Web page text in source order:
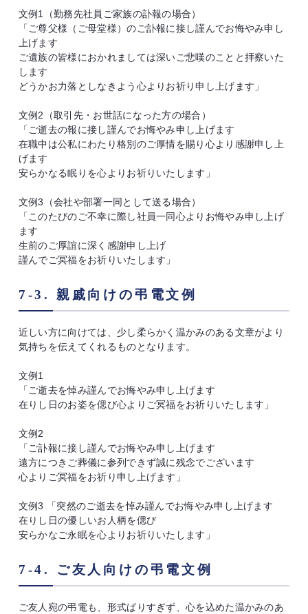
文例1（勤務先社員ご家族の訃報の場合）
「ご尊父様（ご母堂様）のご訃報に接し謹んでお悔やみ申し
上げます
ご遺族の皆様におかれましては深いご悲嘆のことと拝察いた
します
どうかお力落としなきよう心よりお祈り申し上げます」
文例2（取引先・お世話になった方の場合）
「ご逝去の報に接し謹んでお悔やみ申し上げます
在職中は公私にわたり格別のご厚情を賜り心より感謝申し上
げます
安らかなる眠りを心よりお祈りいたします」
文例3（会社や部署一同として送る場合）
「このたびのご不幸に際し社員一同心よりお悔やみ申し上げ
ます
生前のご厚誼に深く感謝申し上げ
謹んでご冥福をお祈りいたします」
7-3. 親戚向けの弔電文例
近しい方に向けては、少し柔らかく温かみのある文章がより
気持ちを伝えてくれるものとなります。
文例1
「ご逝去を悼み謹んでお悔やみ申し上げます
在りし日のお姿を偲び心よりご冥福をお祈りいたします」
文例2
「ご訃報に接し謹んでお悔やみ申し上げます
遠方につきご葬儀に参列できず誠に残念でございます
心よりご冥福をお祈り申し上げます」
文例3 「突然のご逝去を悼み謹んでお悔やみ申し上げます
在りし日の優しいお人柄を偲び
安らかなご永眠を心よりお祈りいたします」
7-4. ご友人向けの弔電文例
ご友人宛の弔電も、形式ばりすぎず、心を込めた温かみのあ